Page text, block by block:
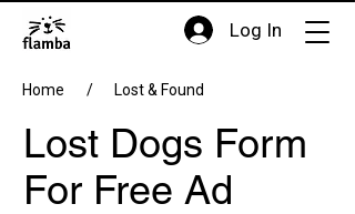
Log In
Home / Lost & Found
Lost Dogs Form
For Free Ad